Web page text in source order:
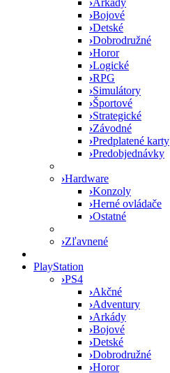
›Arkády
›Bojové
›Detské
›Dobrodružné
›Horor
›Logické
›RPG
›Simulátory
›Športové
›Strategické
›Závodné
›Predplatené karty
›Predobjednávky
›Hardware
›Konzoly
›Herné ovládače
›Ostatné
›Zľavnené
PlayStation
›PS4
›Akčné
›Adventury
›Arkády
›Bojové
›Detské
›Dobrodružné
›Horor